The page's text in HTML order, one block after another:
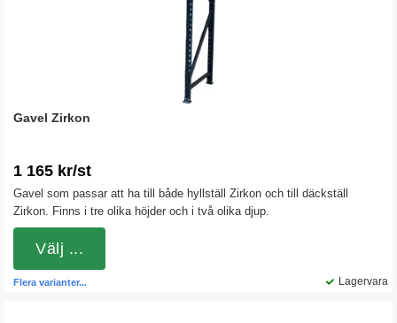
Gavel Zirkon
1 165 kr/st
Gavel som passar att ha till både hyllställ Zirkon och till däckställ
Zirkon. Finns i tre olika höjder och i två olika djup.
Lagervara
Flera varianter...
Välj ...